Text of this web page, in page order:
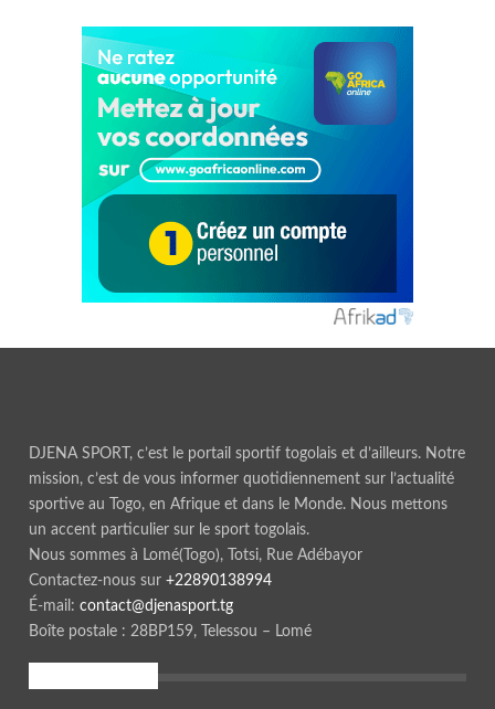
DJENA SPORT, c’est le portail sportif togolais et d’ailleurs. Notre
mission, c’est de vous informer quotidiennement sur l’actualité
sportive au Togo, en Afrique et dans le Monde. Nous mettons
un accent particulier sur le sport togolais.
Nous sommes à Lomé(Togo), Totsi, Rue Adébayor
Contactez-nous sur +22890138994
É-mail: contact@djenasport.tg
Boîte postale : 28BP159, Telessou – Lomé